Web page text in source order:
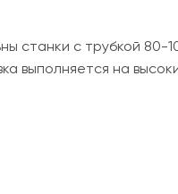
с трубкой 80-
выполняется на